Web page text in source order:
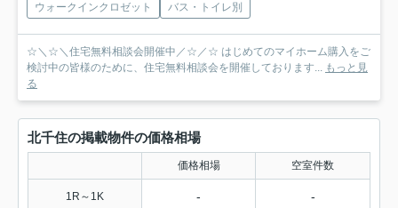
ウォークインクロゼット
バス・トイレ別
☆＼☆＼住宅無料相談会開催中／☆／☆ はじめてのマイホーム購入をご
検討中の皆様のために、住宅無料相談会を開催しております... もっと見
る
北千住の掲載物件の価格相場
価格相場 空室件数
1R～1K - -